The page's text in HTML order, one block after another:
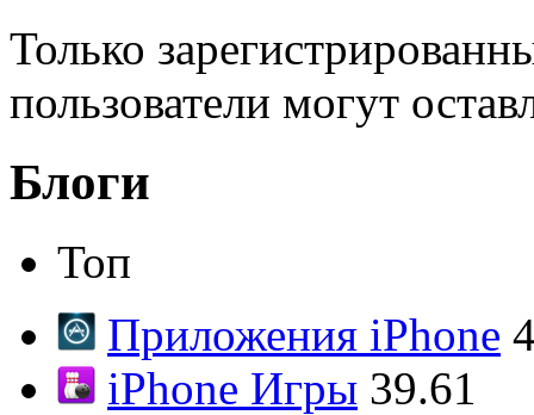
Только
пользователи могут
Блоги
Топ
Приложения iPhone
iPhone Игры 39.61